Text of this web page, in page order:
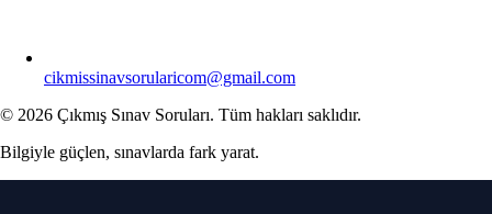
cikmissinavsorularicom@gmail.com
© 2026 Çıkmış Sınav Soruları. Tüm hakları saklıdır.
Bilgiyle güçlen, sınavlarda fark yarat.